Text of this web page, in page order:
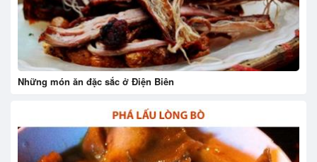
Những món ăn đặc sắc ở Điện Biên